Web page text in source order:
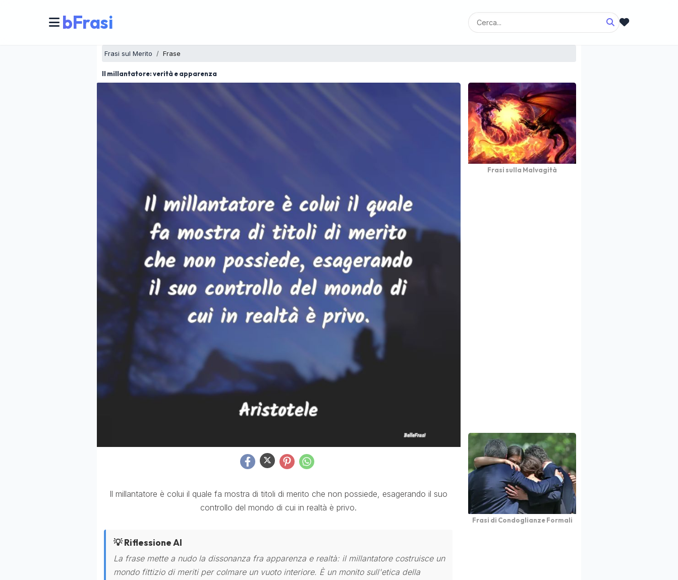
bFrasi
Frasi sul Merito Frase
Il millantatore: verità e apparenza
Il millantatore è colui il quale fa mostra di titoli di merito che non possiede, esagerando il suo
controllo del mondo di cui in realtà è privo.
💡 Riflessione AI
La frase mette a nudo la dissonanza fra apparenza e realtà: il millantatore costruisce un
mondo fittizio di meriti per colmare un vuoto interiore. È un monito sull'etica della
Frasi sulla Malvagità
Frasi di Condoglianze Formali